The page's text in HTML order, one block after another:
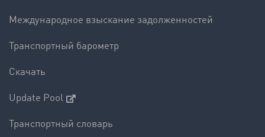
Международное взыскание задолженностей
Транспортный барометр
Скачать
Update Pool
Транспортный словарь